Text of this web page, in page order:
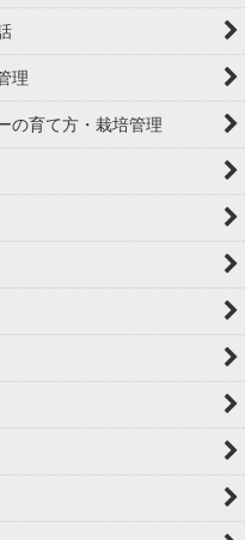
理
の育て方・栽培管理